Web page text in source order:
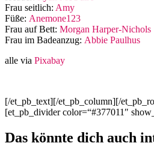
Frau seitlich: Amy
Füße: Anemone123
Frau auf Bett: Morgan Harper-Nichols
Frau im Badeanzug: Abbie Paulhus
alle via Pixabay
[/et_pb_text][/et_pb_column][/
[et_pb_divider color=“#377011″
Das könnte dich auch